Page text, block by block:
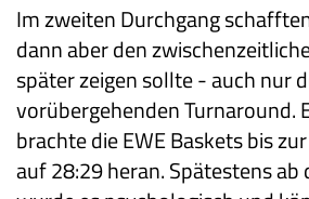
Im zweiten Durchgang
dann aber den
später zeigen sollte - auch nur
vorübergehenden Turnaround.
brachte die EWE Baskets bis
auf 28:29 heran. Spätestens